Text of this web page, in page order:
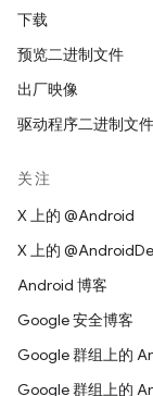
下载
预览二进制文件
出厂映像
驱动程序二进制文件
关注
X 上的 @Android
X 上的
Android 博客
Google 安全博客
Google 群组上的
Google 群组上的